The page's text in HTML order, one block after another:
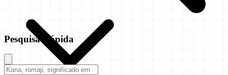
Pesquisa Rápida